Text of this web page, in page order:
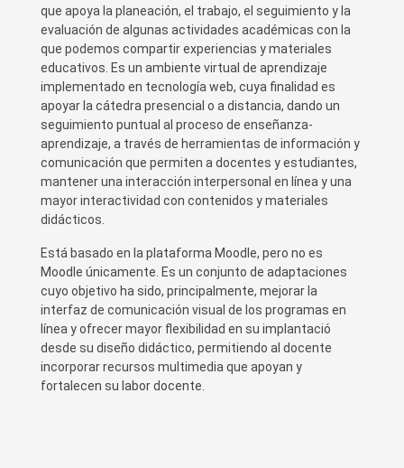
que apoya la planeación, el trabajo, el seguimiento y la
evaluación de algunas actividades académicas con la
que podemos compartir experiencias y materiales
educativos. Es un ambiente virtual de aprendizaje
implementado en tecnología web, cuya finalidad es
apoyar la cátedra presencial o a distancia, dando un
seguimiento puntual al proceso de enseñanza-
aprendizaje, a través de herramientas de información y
comunicación que permiten a docentes y estudiantes,
mantener una interacción interpersonal en línea y una
mayor interactividad con contenidos y materiales
didácticos.
Está basado en la plataforma Moodle, pero no es
Moodle únicamente. Es un conjunto de adaptaciones
cuyo objetivo ha sido, principalmente, mejorar la
interfaz de comunicación visual de los programas en
línea y ofrecer mayor flexibilidad en su implantació
desde su diseño didáctico, permitiendo al docente
incorporar recursos multimedia que apoyan y
fortalecen su labor docente.